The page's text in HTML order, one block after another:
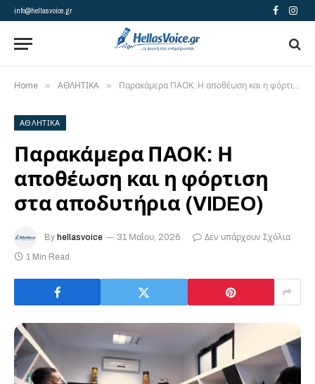
info@hellasvoice.gr Facebook
Home » ΑΘΛΗΤΙΚΑ » Παρακάμερα ΠΑΟΚ: Η αποθέωση και η φόρτιση στα αποδυτήρια (VIDEO)
ΑΘΛΗΤΙΚΑ
Παρακάμερα ΠΑΟΚ: Η
αποθέωση και η φόρτιση
στα αποδυτήρια (VIDEO)
By hellasvoice 31 Μαΐου, 2026
Δεν υπάρχουν Σχόλια
1 Min Read